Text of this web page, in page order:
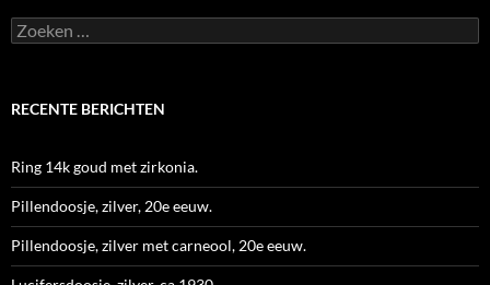
Zoeken
naar:
RECENTE BERICHTEN
Ring 14k goud met zirkonia.
Pillendoosje, zilver, 20e eeuw.
Pillendoosje, zilver met carneool, 20e eeuw.